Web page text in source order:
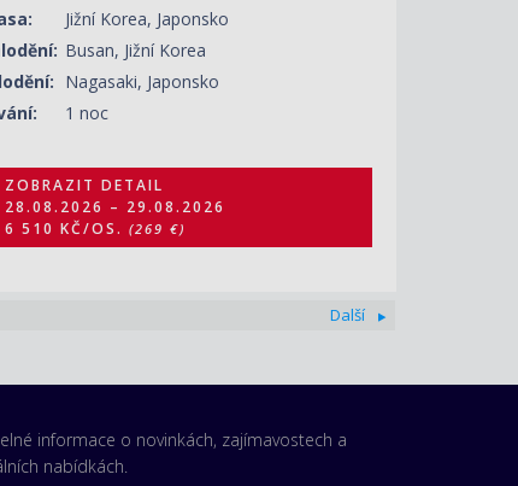
Jižní Korea, Japonsko
Busan, Jižní Korea
Nagasaki, Japonsko
1 noc
ZOBRAZIT DETAIL
28.08.2026 – 29.08.2026
6 510 KČ/OS. (269 €)
Další
informace o novinkách, zajímavostech a
nabídkách.